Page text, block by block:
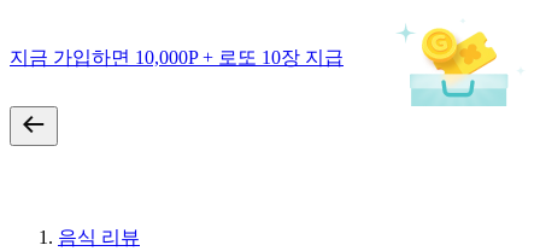
지금 가입하면 10,000P + 로또 10장 지급
음식 리뷰